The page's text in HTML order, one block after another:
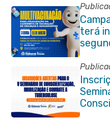
terá
Itaboraí
e